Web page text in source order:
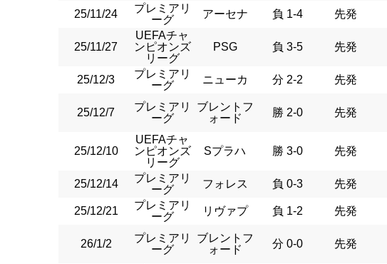
25/11/24
プレミアリ
ーグ
アーセナ 負 1-4 先発
25/11/27
UEFAチャ
ンピオンズ
リーグ
PSG 負 3-5 先発
25/12/3
プレミアリ
ーグ
ニューカ 分 2-2 先発
25/12/7
プレミアリ
ーグ
ブレントフ
ォード
勝 2-0 先発
25/12/10
UEFAチャ
ンピオンズ
リーグ
Sプラハ 勝 3-0 先発
25/12/14
プレミアリ
ーグ
フォレス 負 0-3 先発
25/12/21
プレミアリ
ーグ
リヴァプ 負 1-2 先発
26/1/2
プレミアリ
ーグ
ブレントフ
ォード
分 0-0 先発